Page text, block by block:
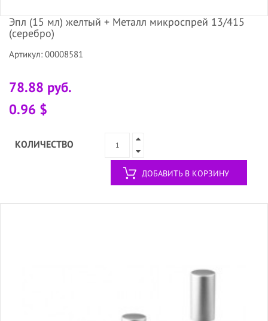
Эпл (15 мл) желтый + Металл микроспрей 13/415
(серебро)
Артикул: 00008581
78.88 руб.
0.96 $
КОЛИЧЕСТВО
ДОБАВИТЬ В КОРЗИНУ